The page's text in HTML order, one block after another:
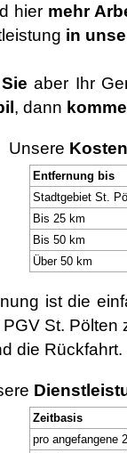
hier mehr
in
aber Ihr
, dann
Unsere Kosten
Entfernung bis
Stadtgebiet St.
Bis 25 km
Bis 50 km
Über 50 km
ist die
St. Pölten
die Rückfahrt.
Zeitbasis
pro angefangene